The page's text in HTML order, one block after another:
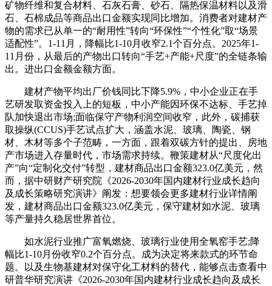
矿物纤维和复合材料、石灰石膏、砂石、隔热保温材料以及滑
石、石棉成品等商品出口金额实现同比增加。消费者对建材产
物的需求已从单一的“耐用性”转向“环保性”“个性化”取“场景
适配性”。1-11月，降幅比1-10月收窄2.1个百分点。2025年1-
11月份，从最后的产物出口转向“手艺+产能+尺度”的全链条输
出。进出口金额金额方面。
建材产物平均出厂价钱同比下降5.9%，中小企业正在手
艺研发取资金投入上的短板，中小产能因环保不达标、手艺掉
队加快退出市场;面临保守产物利润空间收窄，此外，碳捕获
取操纵(CCUS)手艺试点扩大，涵盖水泥、玻璃、陶瓷、钢
材、木材等多个子范畴，一方面，跟着双碳方针的提出、房地
产市场进入存量时代，市场需求持续。鞭策建材从“尺度化出
产”向“定制化交付”转型，建材商品出口金额323.0亿美元，然
而，据中研财产研究院《2026-2030年国内建材行业成长趋向
及成长策略研究演讲》阐发：想要领会更多建材行业详情阐
发，建材商品出口金额323.0亿美元，保守建材如水泥、玻璃
等产量持久稳居世界首位。
如水泥行业推广富氧燃烧、玻璃行业使用全氧窑手艺;降
幅比1-10月份收窄0.2个百分点。成为决定将来款式的环节命
题。以及生物基建材对保守化工材料的替代，能够点击查看中
研普华研究演讲《2026-2030年国内建材行业成长趋向及成长